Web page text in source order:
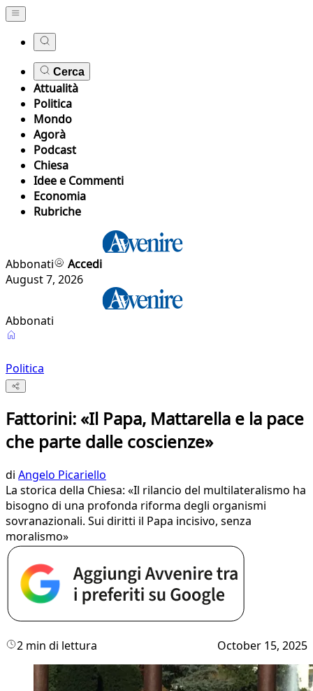
Cerca
Attualità
Politica
Mondo
Agorà
Podcast
Chiesa
Idee e Commenti
Economia
Rubriche
Abbonati
Accedi
August 7, 2026
Abbonati
Politica
Fattorini: «Il Papa, Mattarella e la pace
che parte dalle coscienze»
di Angelo Picariello
La storica della Chiesa: «Il rilancio del multilateralismo ha
bisogno di una profonda riforma degli organismi
sovranazionali. Sui diritti il Papa incisivo, senza
moralismo»
2 min di lettura October 15, 2025